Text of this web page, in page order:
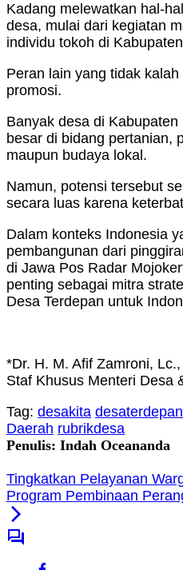
Kadang melewatkan hal-
desa, mulai dari kegiatan
individu tokoh di
Peran lain yang tidak
promosi.
Banyak desa di
besar di bidang pertanian,
maupun budaya lokal.
Namun, potensi tersebut
secara luas karena
Dalam konteks Indonesia
pembangunan dari
di Jawa Pos Radar
penting sebagai mitra
Desa Terdepan untuk
*Dr. H. M. Afif Zamroni,
Staf Khusus Menteri Desa
Tag: desakita desaterdepan
Daerah rubrikdesa
Penulis: Indah Oceananda
Tingkatkan Pelayanan
Program Pembinaan